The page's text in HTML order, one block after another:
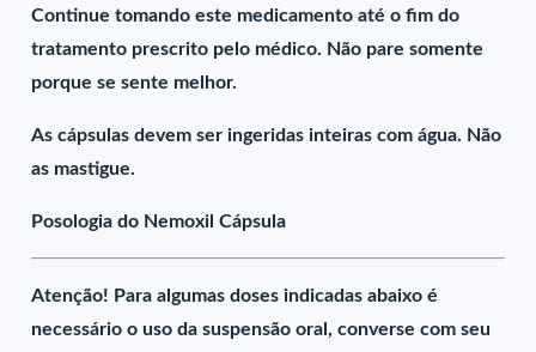
Continue tomando este medicamento até o fim do
tratamento prescrito pelo médico. Não pare somente
porque se sente melhor.
As cápsulas devem ser ingeridas inteiras com água. Não
as mastigue.
Posologia do Nemoxil Cápsula
Atenção! Para algumas doses indicadas abaixo é
necessário o uso da suspensão oral, converse com seu